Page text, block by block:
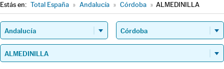
Estás en: Total España » Andalucía » Córdoba » ALMEDINILLA